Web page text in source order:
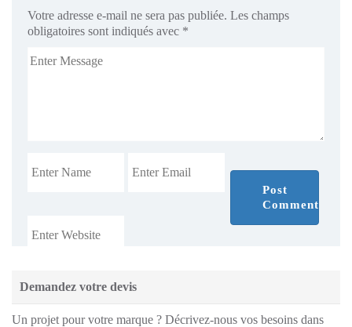
Votre adresse e-mail ne sera pas publiée. Les champs
obligatoires sont indiqués avec *
Demandez votre devis
Un projet pour votre marque ? Décrivez-nous vos besoins dans